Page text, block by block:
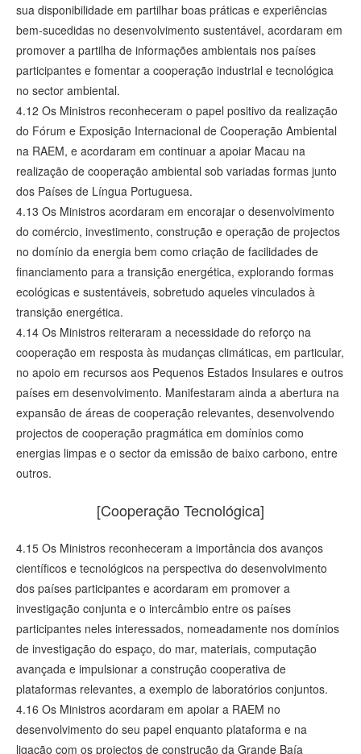
sua disponibilidade em partilhar boas práticas e experiências
bem-sucedidas no desenvolvimento sustentável, acordaram em
promover a partilha de informações ambientais nos países
participantes e fomentar a cooperação industrial e tecnológica
no sector ambiental.
4.12 Os Ministros reconheceram o papel positivo da realização
do Fórum e Exposição Internacional de Cooperação Ambiental
na RAEM, e acordaram em continuar a apoiar Macau na
realização de cooperação ambiental sob variadas formas junto
dos Países de Língua Portuguesa.
4.13 Os Ministros acordaram em encorajar o desenvolvimento
do comércio, investimento, construção e operação de projectos
no domínio da energia bem como criação de facilidades de
financiamento para a transição energética, explorando formas
ecológicas e sustentáveis, sobretudo aqueles vinculados à
transição energética.
4.14 Os Ministros reiteraram a necessidade do reforço na
cooperação em resposta às mudanças climáticas, em particular,
no apoio em recursos aos Pequenos Estados Insulares e outros
países em desenvolvimento. Manifestaram ainda a abertura na
expansão de áreas de cooperação relevantes, desenvolvendo
projectos de cooperação pragmática em domínios como
energias limpas e o sector da emissão de baixo carbono, entre
outros.
[Cooperação Tecnológica]
4.15 Os Ministros reconheceram a importância dos avanços
científicos e tecnológicos na perspectiva do desenvolvimento
dos países participantes e acordaram em promover a
investigação conjunta e o intercâmbio entre os países
participantes neles interessados, nomeadamente nos domínios
de investigação do espaço, do mar, materiais, computação
avançada e impulsionar a construção cooperativa de
plataformas relevantes, a exemplo de laboratórios conjuntos.
4.16 Os Ministros acordaram em apoiar a RAEM no
desenvolvimento do seu papel enquanto plataforma e na
ligação com os projectos de construção da Grande Baía